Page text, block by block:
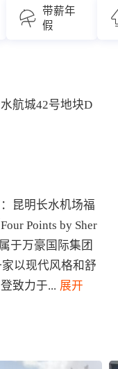
带薪年
假
航城42号地块D
昆明长水机场福
Points by Sher
于万豪国际集团
以现代风格和舒
致力于... 展开